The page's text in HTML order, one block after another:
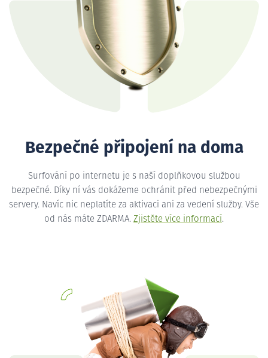
Bezpečné připojení na doma
Surfování po internetu je s naší doplňkovou službou
bezpečné. Díky ní vás dokážeme ochránit před nebezpečnými
servery. Navíc nic neplatíte za aktivaci ani za vedení služby. Vše
od nás máte ZDARMA. Zjistěte více informací.